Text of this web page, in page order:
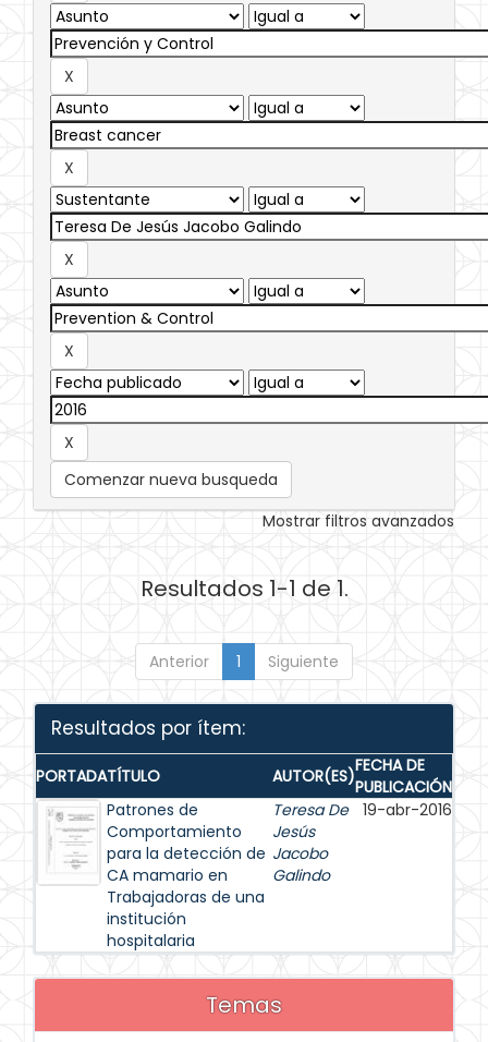
Comenzar nueva busqueda
Mostrar filtros avanzados
Resultados 1-1 de 1.
Anterior 1 Siguiente
Resultados por ítem:
PORTADATÍTULO AUTOR(ES)FECHA DE
PUBLICACIÓN
Patrones de
Comportamiento
para la detección de
CA mamario en
Trabajadoras de una
institución
hospitalaria
Teresa De
Jesús
Jacobo
Galindo
19-abr-2016
Temas